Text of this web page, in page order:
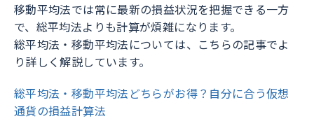
移動平均法では常に最新の損益状況を把握できる一方
で、総平均法よりも計算が煩雑になります。
総平均法・移動平均法については、こちらの記事でよ
り詳しく解説しています。
総平均法・移動平均法どちらがお得？自分に合う仮想
通貨の損益計算法